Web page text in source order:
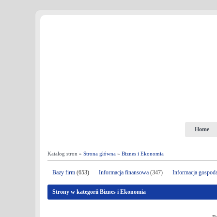
Home
Katalog stron » Strona główna » Biznes i Ekonomia
Bazy firm (653) Informacja finansowa (347) Informacja
Strony w kategorii Biznes i Ekonomia